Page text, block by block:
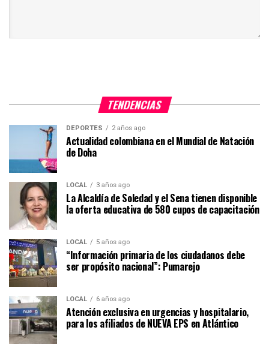
TENDENCIAS
DEPORTES 2 años ago
Actualidad colombiana en el Mundial de Natación
de Doha
LOCAL 3 años ago
La Alcaldía de Soledad y el Sena tienen disponible
la oferta educativa de 580 cupos de capacitación
LOCAL 5 años ago
“Información primaria de los ciudadanos debe
ser propósito nacional”: Pumarejo
LOCAL 6 años ago
Atención exclusiva en urgencias y hospitalario,
para los afiliados de NUEVA EPS en Atlántico